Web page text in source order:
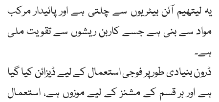
یہ لیتھیم آئن بیٹریوں سے چلتی ہے اور پائیدار مرکب
مواد سے بنی ہے جسے کاربن ریشوں سے تقویت ملی
ہے۔
ڈرون بنیادی طور پر فوجی استعمال کے لیے ڈیزائن کیا گیا
ہے اور ہر قسم کے مشنز کے لیے موزوں ہے، استعمال